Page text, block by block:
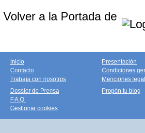
Volver a la Portada de
Inicio
Contacto
Trabaja con nosotros
Presentación
Condiciones
Menciones
Dossier de Prensa
F.A.Q.
Gestionar cookies
Propón tu blog